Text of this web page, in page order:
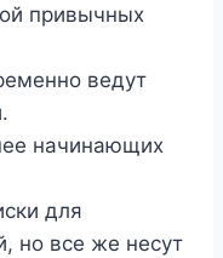
привычных
ведут
начинающих
для
но все же несут